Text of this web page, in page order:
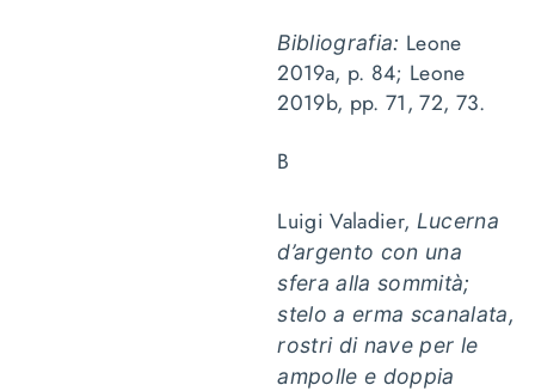
Bibliografia: Leone
2019a, p. 84; Leone
2019b, pp. 71, 72, 73.
B
Luigi Valadier, Lucerna
d’argento con una
sfera alla sommità;
stelo a erma scanalata,
rostri di nave per le
ampolle e doppia